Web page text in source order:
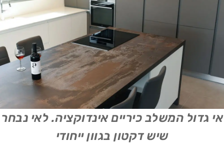
אי גדול המשלב כיריים אינדוקציה. לאי נבחר
שיש דקטון בגוון ייחודי